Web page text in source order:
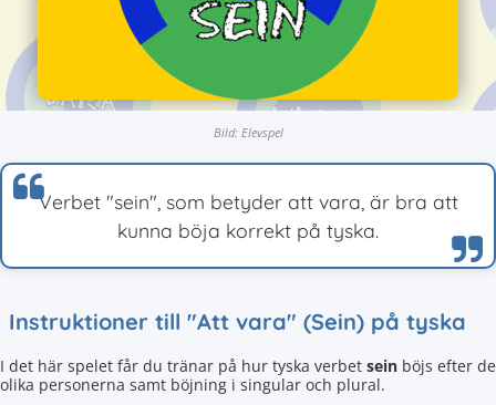
Bild: Elevspel
Verbet "sein", som betyder att vara, är bra att
kunna böja korrekt på tyska.
Instruktioner till "Att vara" (Sein) på tyska
I det här spelet får du tränar på hur tyska verbet sein böjs efter de
olika personerna samt böjning i singular och plural.